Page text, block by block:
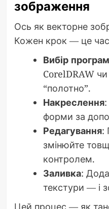
зображення
Ось як векторне
Кожен крок — це
Вибір
CorelDRAW
“полотно”.
Накреслення:
форми за
Редагування:
змінюйте
контролем.
Заливка:
текстури — і